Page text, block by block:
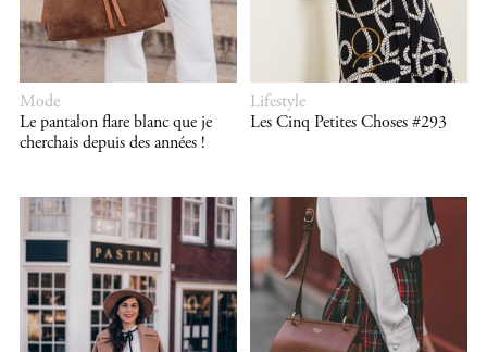
Mode
Le pantalon flare blanc que je
cherchais depuis des années !
Lifestyle
Les Cinq Petites Choses #293